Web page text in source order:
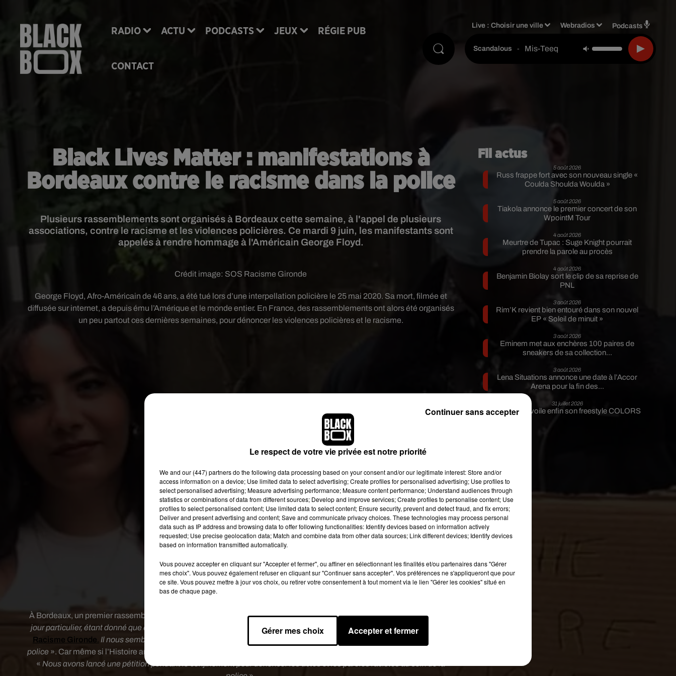
RADIO ACTU PODCASTS JEUX RÉGIE PUB
CONTACT
Live :Choisir une ville Webradios Podcasts
Scandalous - Mis-Teeq
Black Lives Matter : manifestations à
Bordeaux contre le racisme dans la police
Plusieurs rassemblements sont organisés à Bordeaux cette semaine, à l'appel de plusieurs
associations, contre le racisme et les violences policières. Ce mardi 9 juin, les manifestants sont
appelés à rendre hommage à l'Américain George Floyd.
Crédit image: SOS Racisme Gironde
George Floyd, Afro-Américain de 46 ans, a été tué lors d’une interpellation policière le 25 mai 2020. Sa mort, filmée et
diffusée sur internet, a depuis ému l’Amérique et le monde entier. En France, des rassemblements ont alors été organisés
un peu partout ces dernières semaines, pour dénoncer les violences policières et le racisme.
À Bordeaux, un premier rassemblement est organisé ce mardi après-midi, à 18h place de la Victoire. «Aujourd’hui est un
jour particulier, étant donné que ce sont les obsèques de Georges Floyd, nous explique Rama Diop, présidente de
Racisme Gironde Il nous semblait nécessaire de lui rendre hommage, à lui et à toutes les victimes de racisme dans la
police ». Car même si l’Histoire américaine est différente de la nôtre, la mort de George Floyd a trouvé un écho en France.
« Nous avons lancé une pétition pendant le confinement pour dénoncer les actes et les paroles racistes au sein de la
Fil actus
5 août 2026
Russ frappe fort avec son nouveau single «
Coulda Shoulda Woulda »
5 août 2026
Tiakola annonce le premier concert de son
WpointM Tour
4 août 2026
Meurtre de Tupac : Suge Knight pourrait
prendre la parole au procès
4 août 2026
Benjamin Biolay sort le clip de sa reprise de
PNL
3 août 2026
Rim’K revient bien entouré dans son nouvel
EP « Soleil de minuit »
3 août 2026
Eminem met aux enchères 100 paires de
sneakers de sa collection...
3 août 2026
Lena Situations annonce une date à l’Accor
Arena pour la fin des...
31 juillet 2026
Guizmo dévoile enfin son freestyle COLORS
Le respect de votre vie privée est notre priorité
We and our (447) partnersdo the following data processing based on your consent and/or our legitimate interest: Store and/or
access information on a device; Use limited data to select advertising; Create profiles for personalised advertising; Use profiles to
select personalised advertising; Measure advertising performance; Measure content performance; Understand audiences through
statistics or combinations of data from different sources; Develop and improve services; Create profiles to personalise content; Use
profiles to select personalised content; Use limited data to select content; Ensure security, prevent and detect fraud, and fix errors;
Deliver and present advertising and content; Save and communicate privacy choices. These technologies may process personal
data such as IP address and browsing data to offer following functionalities: Identify devices based on information actively
requested; Use precise geolocation data; Match and combine data from other data sources; Link different devices; Identify devices
based on information transmitted automatically.
Vous pouvez accepter en cliquant sur "Accepter et fermer", ou affiner en sélectionnant les finalités et/ou partenaires dans "Gérer
mes choix". Vous pouvez également refuser en cliquant sur "Continuer sans accepter". Vos préférences ne s'appliqueront que pour
ce site. Vous pouvez mettre à jour vos choix, ou retirer votre consentement à tout moment via le lien "Gérer les cookies" situé en
bas de chaque page.
Gérer mes choix Accepter et fermer
Continuer sans accepter